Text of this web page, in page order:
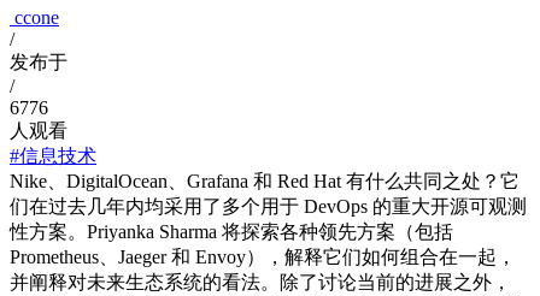
ccone
/
发布于
/
6776
人观看
#信息技术
Nike、DigitalOcean、Grafana 和 Red Hat 有什么共同之处？它
们在过去几年内均采用了多个用于 DevOps 的重大开源可观测
性方案。Priyanka Sharma 将探索各种领先方案（包括
Prometheus、Jaeger 和 Envoy），解释它们如何组合在一起，
并阐释对未来生态系统的看法。除了讨论当前的进展之外，